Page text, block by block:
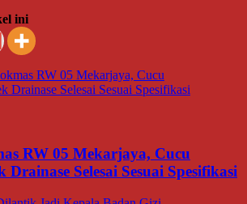
ini
RW 05 Mekarjaya, Cucu
Selesai Sesuai Spesifikasi